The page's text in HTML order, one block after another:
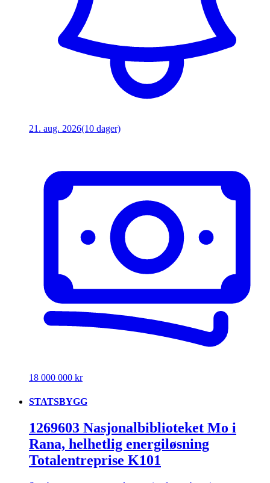
21. aug. 2026(10 dager)
18 000 000 kr
STATSBYGG
1269603 Nasjonalbiblioteket Mo i
Rana, helhetlig energiløsning
Totalentreprise K101